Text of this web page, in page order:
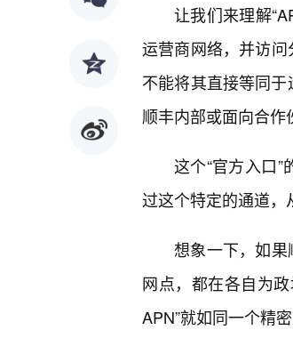
让我们来理解
运营商网络，并访
不能将其直接等同
顺丰内部或面向合作
这个“官方入口
过这个特定的通道，
想象一下，如
网点，都在各自为
APN”就如同一个精